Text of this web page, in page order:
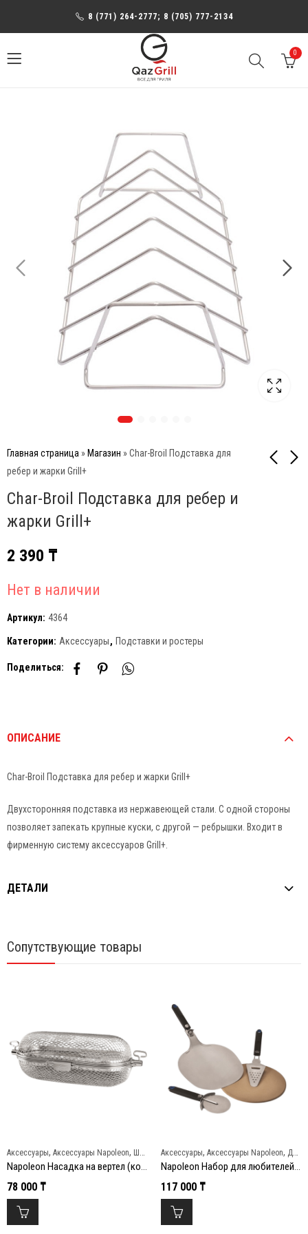
8 (771) 264-2777; 8 (705) 777-2134
0
Главная страница » Магазин »Char-Broil Подставка для
ребер и жарки Grill+
Char-Broil Подставка для ребер и
жарки Grill+
Char-Broil Форма для
Char-Broil Ростер для
2 390 ₸
Нет в наличии
Артикул: 4364
Категории: Аксессуары, Подставки и ростеры
Поделиться:
ОПИСАНИЕ
Char-Broil Подставка для ребер и жарки Grill+
Двухсторонняя подставка из нержавеющей стали. С одной стороны
позволяет запекать крупные куски, с другой — ребрышки. Входит в
фирменную систему аксессуаров Grill+.
ДЕТАЛИ
Сопутствующие товары
Аксессуары, Аксессуары Napoleon, Шампуры и вертелы
Napoleon Насадка на вертел (корзинка) из нержавеющей стали
78 000 ₸
Аксессуары, Аксессуары Napoleon, Для пиццы и бургеров
Napoleon Набор для любителей пиццы (4 предмета)
117 000 ₸